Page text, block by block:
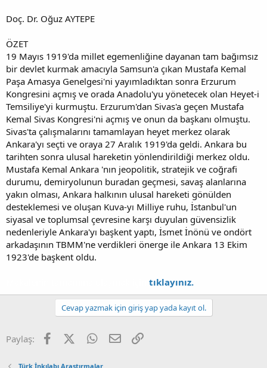
a
a
n
r
i
Doç. Dr. Oğuz AYTEPE
ÖZET
19 Mayıs 1919'da millet egemenliğine dayanan tam bağımsız
bir devlet kurmak amacıyla Samsun'a çıkan Mustafa Kemal
Paşa Amasya Genelgesi'ni yayımladıktan sonra Erzurum
Kongresini açmış ve orada Anadolu'yu yönetecek olan Heyet-i
Temsiliye'yi kurmuştu. Erzurum'dan Sivas'a geçen Mustafa
Kemal Sivas Kongresi'ni açmış ve onun da başkanı olmuştu.
Sivas'ta çalışmalarını tamamlayan heyet merkez olarak
Ankara'yı seçti ve oraya 27 Aralık 1919'da geldi. Ankara bu
tarihten sonra ulusal hareketin yönlendirildiği merkez oldu.
Mustafa Kemal Ankara 'nın jeopolitik, stratejik ve coğrafi
durumu, demiryolunun buradan geçmesi, savaş alanlarına
yakın olması, Ankara halkının ulusal hareketi gönülden
desteklemesi ve oluşan Kuva-yı Milliye ruhu, İstanbul'un
siyasal ve toplumsal çevresine karşı duyulan güvensizlik
nedenleriyle Ankara'yı başkent yaptı, İsmet İnönü ve ondört
arkadaşının TBMM'ne verdikleri önerge ile Ankara 13 Ekim
1923'de başkent oldu.
tıklayınız.
Cevap yazmak için giriş yap yada kayıt ol.
Paylaş: FacebookX (Twitter)WhatsApp
E-posta
Türk İnkılabı Araştırmalar